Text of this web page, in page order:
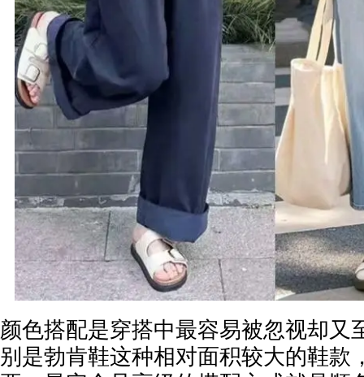
颜色搭配是穿搭中最容易被忽视却又
别是勃肯鞋这种相对面积较大的鞋款